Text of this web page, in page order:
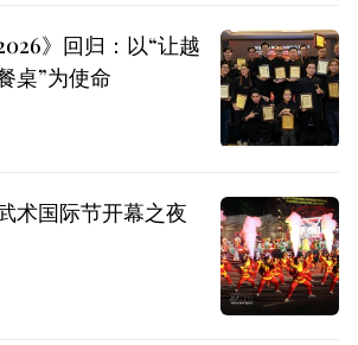
》回归：以“让越
桌”为使命
术国际节开幕之夜